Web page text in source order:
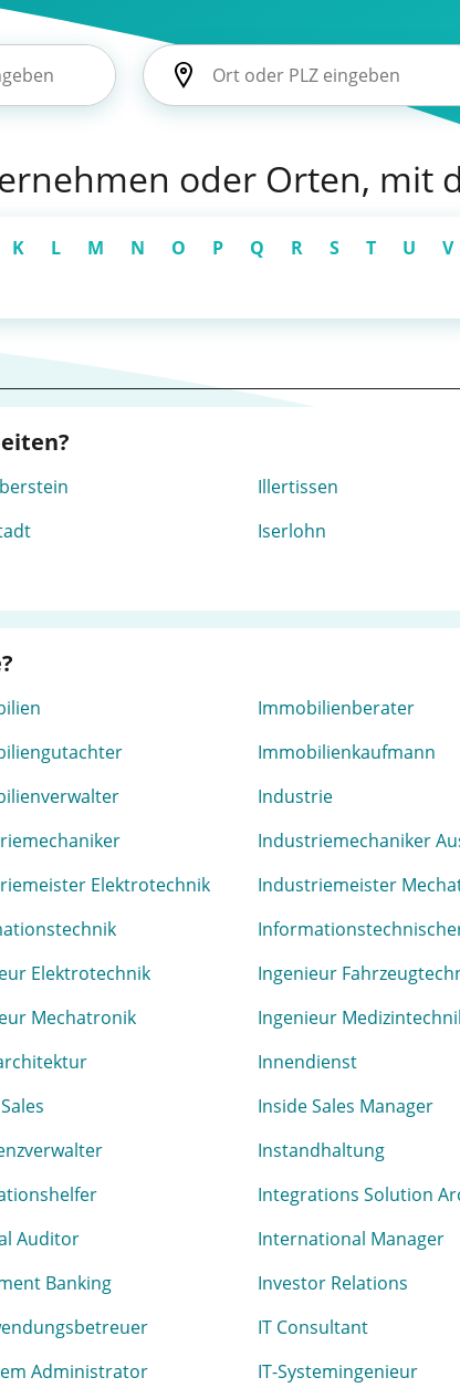
oder Orten, mit
K L M N O P Q R S T U V
Illertissen
Iserlohn
Immobilienberater
Immobilienkaufmann
Industrie
Industriemechaniker
Elektrotechnik Industriemeister
Elektrotechnik Ingenieur
Mechatronik Ingenieur
Innendienst
Inside Sales Manager
Instandhaltung
Integrations Solution
Auditor International Manager
Banking Investor Relations
IT Consultant
Administrator IT-Systemingenieur